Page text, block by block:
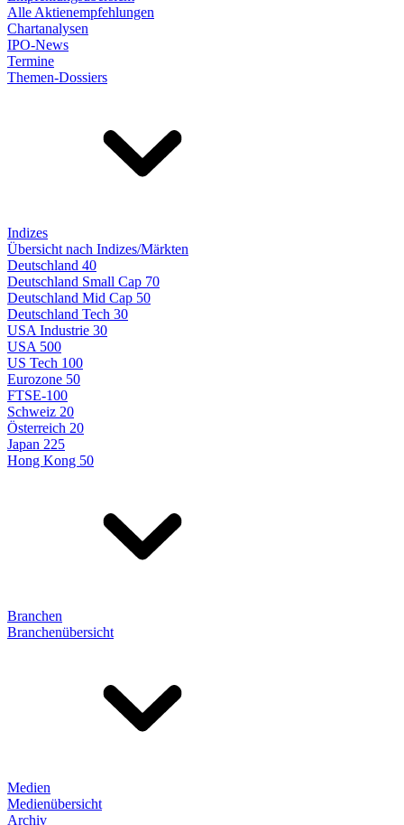
Alle Aktienempfehlungen
Chartanalysen
IPO-News
Termine
Themen-Dossiers
Indizes
Übersicht nach Indizes/Märkten
Deutschland 40
Deutschland Small Cap 70
Deutschland Mid Cap 50
Deutschland Tech 30
USA Industrie 30
USA 500
US Tech 100
Eurozone 50
FTSE-100
Schweiz 20
Österreich 20
Japan 225
Hong Kong 50
Branchen
Branchenübersicht
Medien
Medienübersicht
Archiv